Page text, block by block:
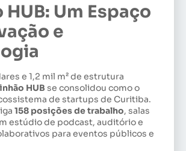
HUB: Um Espaço
e
e 1,2 mil m² de estrutura
HUB se consolidou como o
de startups de Curitiba.
158 posições de trabalho, salas
estúdio de podcast, auditório e
para eventos públicos e